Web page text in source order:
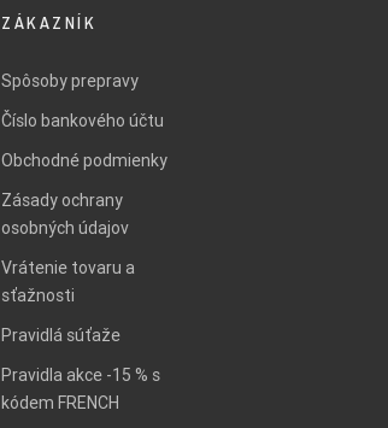
ZÁKAZNÍK
Spôsoby prepravy
Číslo bankového účtu
Obchodné podmienky
Zásady ochrany
osobných údajov
Vrátenie tovaru a
sťažnosti
Pravidlá súťaže
Pravidla akce -15 % s
kódem FRENCH